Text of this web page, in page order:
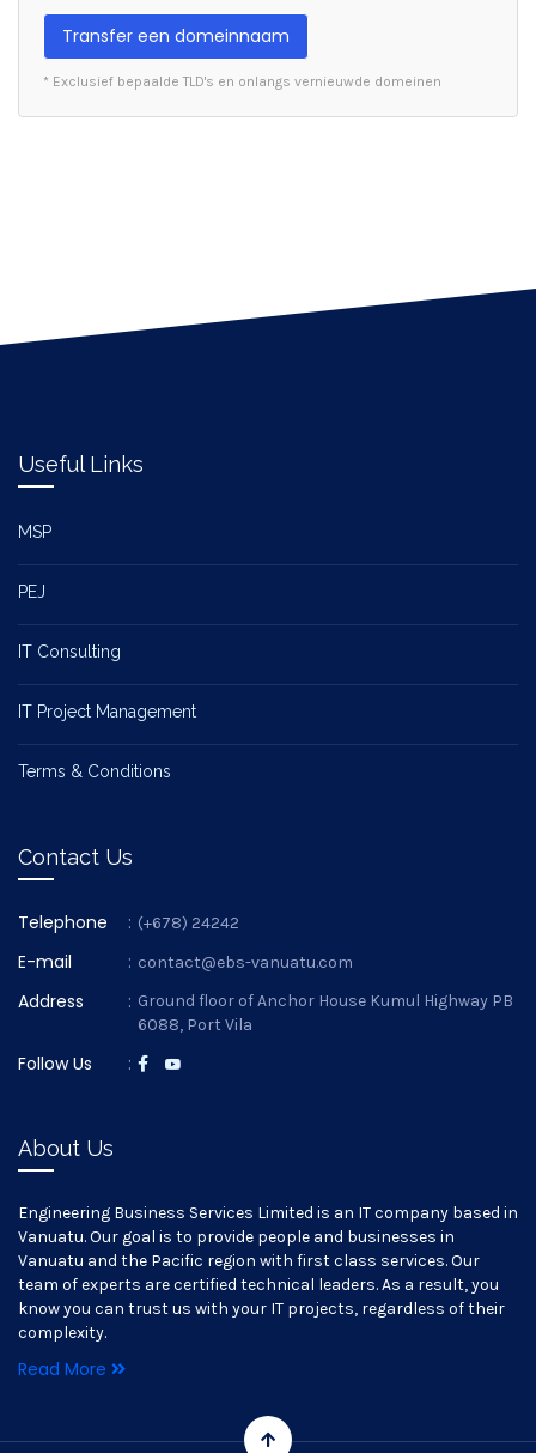
Transfer een domeinnaam
* Exclusief bepaalde TLD's en onlangs vernieuwde domeinen
Useful Links
MSP
PEJ
IT Consulting
IT Project Management
Terms & Conditions
Contact Us
Telephone : (+678) 24242
E-mail : contact@ebs-vanuatu.com
Address : Ground floor of Anchor House Kumul Highway PB
6088, Port Vila
Follow Us :
About Us
Engineering Business Services Limited is an IT company based in
Vanuatu. Our goal is to provide people and businesses in
Vanuatu and the Pacific region with first class services. Our
team of experts are certified technical leaders. As a result, you
know you can trust us with your IT projects, regardless of their
complexity.
Read More